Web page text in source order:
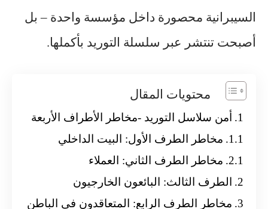
السيبرانية محصورة داخل مؤسسة واحدة – بل
أصبحت تنتشر عبر سلسلة التوريد بأكملها.
محتويات المقال
أمن سلاسل التوريد -مخاطر الأطراف الأربعة
مخاطر الطرف الأول: البيت الداخلي
مخاطر الطرف الثاني: العملاء
الطرف الثالث: البائعون الخارجيون
مخاطر الطرف الرابع: المتعاقدون في الباطن